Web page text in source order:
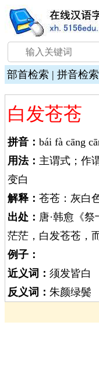
部首检索 | 拼音检索
白发苍苍
拼音： bái fà cāng
用法： 主谓式；作
变白
解释： 苍苍：灰白
出处： 唐·韩愈《
茫茫，白发苍苍，
例子：
近义词： 须发皆白
反义词： 朱颜绿鬓